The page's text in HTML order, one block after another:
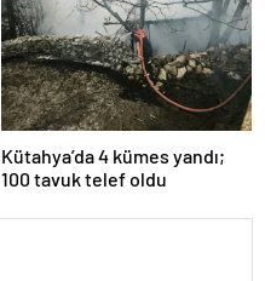
Kütahya’da 4 kümes yandı;
100 tavuk telef oldu